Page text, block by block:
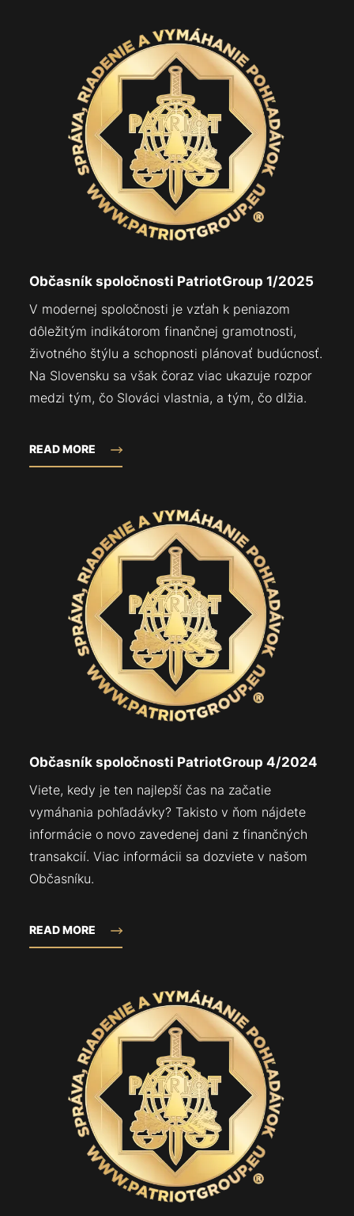
Občasník spoločnosti PatriotGroup 1/2025
V modernej spoločnosti je vzťah k peniazom
dôležitým indikátorom finančnej gramotnosti,
životného štýlu a schopnosti plánovať budúcnosť.
Na Slovensku sa však čoraz viac ukazuje rozpor
medzi tým, čo Slováci vlastnia, a tým, čo dlžia.
READ MORE
Občasník spoločnosti PatriotGroup 4/2024
Viete, kedy je ten najlepší čas na začatie
vymáhania pohľadávky? Takisto v ňom nájdete
informácie o novo zavedenej dani z finančných
transakcií. Viac informácii sa dozviete v našom
Občasníku.
READ MORE